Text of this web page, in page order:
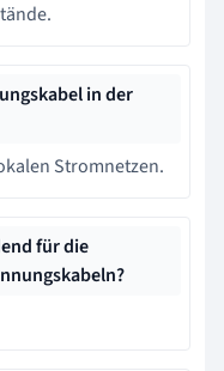
in der
Stromnetzen.
für die